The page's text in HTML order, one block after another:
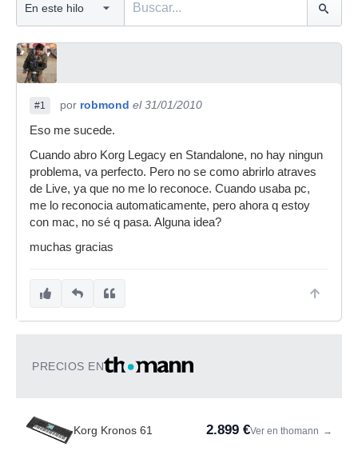
#1 por robmond el 31/01/2010
Eso me sucede.
Cuando abro Korg Legacy en Standalone, no hay ningun
problema, va perfecto. Pero no se como abrirlo atraves
de Live, ya que no me lo reconoce. Cuando usaba pc,
me lo reconocia automaticamente, pero ahora q estoy
con mac, no sé q pasa. Alguna idea?
muchas gracias
PRECIOS EN
Korg Kronos 61 2.899 €Ver en thomann →